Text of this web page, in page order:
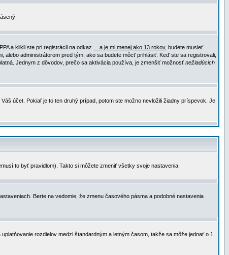
a klikli ste pri registrácii na odkaz
... a je mi menej ako 13 rokov, budete musieť
administrátorom pred tým, ako sa budete môcť prihlásiť. Keď ste sa registrovali,
Jednym z dôvodov, prečo sa aktivácia používa, je zmenšiť možnosťnežiadúcich
účet. Pokiaľ je to ten druhý prípad, potom ste možno nevložili žiadny príspevok. Je
to byť pravidlom). Takto si môžete zmeniť všetky svoje nastavenia.
Berte na vedomie, že zmenu časového pásma a podobné nastavenia
rozdielov medzi štandardným a letným časom, takže sa môže jednať o 1